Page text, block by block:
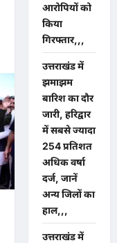
आरोपियों को
किया
गिरफ्तार,,,
उत्तराखंड में
झमाझम
बारिश का दौर
जारी, हरिद्वार
में सबसे ज्यादा
254 प्रतिशत
अधिक वर्षा
दर्ज, जानें
अन्य जिलों का
हाल,,,
उत्तराखंड में